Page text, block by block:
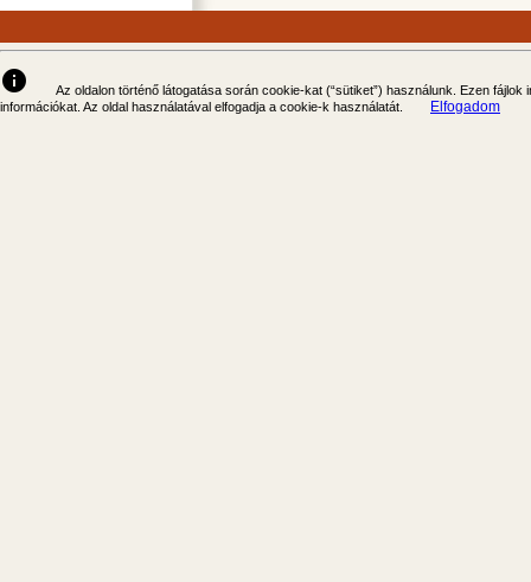
info
Az oldalon történő látogatása során cookie-kat (“sütiket”) használunk. Ezen
információkat. Az oldal használatával elfogadja a cookie-k használatát.
Elfogadom